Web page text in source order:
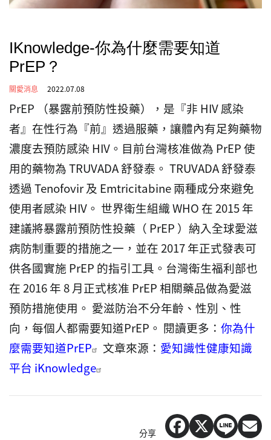
IKnowledge-你為什麼需要知道
PrEP？
關愛消息 2022.07.08
PrEP （暴露前預防性投藥），是『非 HIV 感染
者』在性行為『前』透過服藥，讓體內有足夠藥物
濃度去預防感染 HIV。目前台灣核准做為 PrEP 使
用的藥物為 TRUVADA 舒發泰。 TRUVADA 舒發泰
透過 Tenofovir 及 Emtricitabine 兩種成分來避免
使用者感染 HIV。 世界衛生組織 WHO 在 2015 年
建議將暴露前預防性投藥（ PrEP ）納入全球愛滋
病防制重要的措施之一，並在 2017 年正式發表可
供各國實施 PrEP 的指引工具。台灣衛生福利部也
在 2016 年 8 月正式核准 PrEP 相關藥品做為愛滋
預防措施使用。 愛滋防治不分年齡、性別、性
向，每個人都需要知道PrEP。 閱讀更多： 你為什
麼需要知道PrEP
文章來源： 愛知識性健康知識
平台 iKnowledge
分享